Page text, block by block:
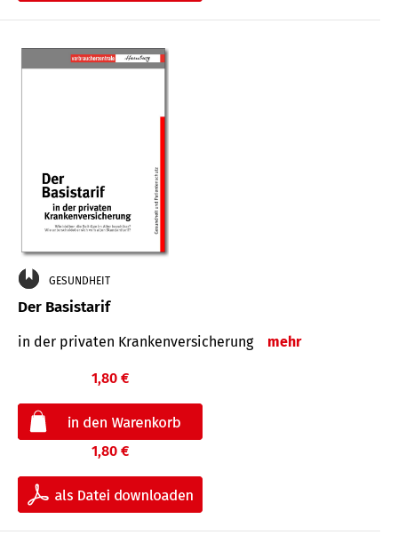
GESUNDHEIT
Der Basistarif
in der privaten Kran­ken­ver­siche­rung mehr
1,80 €
1,80 €